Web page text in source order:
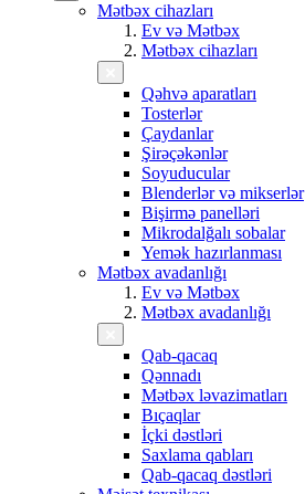
Mətbəx cihazları
Ev və Mətbəx
Mətbəx cihazları
Qəhvə aparatları
Tosterlər
Çaydanlar
Şirəçəkənlər
Soyuducular
Blenderlər və mikserlər
Bişirmə panelləri
Mikrodalğalı sobalar
Yemək hazırlanması
Mətbəx avadanlığı
Ev və Mətbəx
Mətbəx avadanlığı
Qab-qacaq
Qənnadı
Mətbəx ləvazimatları
Bıçaqlar
İçki dəstləri
Saxlama qabları
Qab-qacaq dəstləri